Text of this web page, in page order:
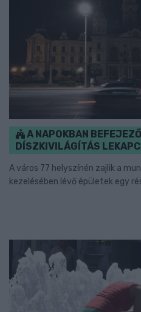
A NAPOKBAN
DÍSZKIVILÁGÍTÁS
A város 77 helyszínén zajlik a
kezelésében lévő épületek egy